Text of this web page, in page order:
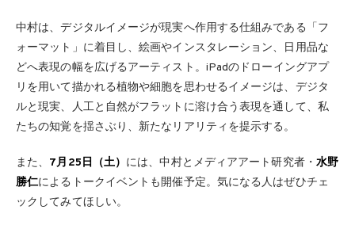
中村は、デジタルイメージが現実へ作用する仕組みである「フ
ォーマット」に着目し、絵画やインスタレーション、日用品な
どへ表現の幅を広げるアーティスト。iPadのドローイングアプ
リを用いて描かれる植物や細胞を思わせるイメージは、デジタ
ルと現実、人工と自然がフラットに溶け合う表現を通して、私
たちの知覚を揺さぶり、新たなリアリティを提示する。
また、 7月25日（土） には、中村とメディアアート研究者・ 水野
勝仁によるトークイベントも開催予定。気になる人はぜひチェ
ックしてみてほしい。